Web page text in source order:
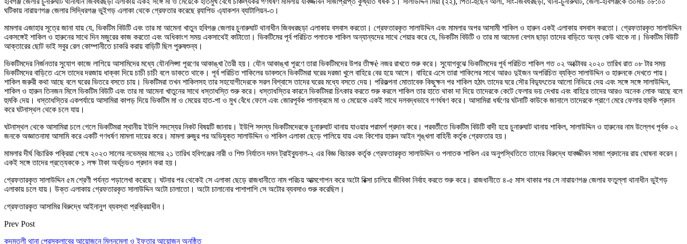
ঘটিকায় নারায়ণগঞ্জ জেলার সিদ্ধিরগঞ্জ ভুইগড় এলাকা থেকে গ্রেফতার করেছে র‍্যাপিড এ্যাকশন ব্যাটালিয়ন-৩।
মামলার এজাহার সূত্রে জানা যায় যে, ভিকটিম বিউটি এবং তার মা আমেনা খাতুন হবিগঞ্জ জেলার চুনারুঘাট থানাধীন জিবধরছড়া এলাকায় বসবাস করতো। গ্রেফতারকৃত সালাউদ্দিন এবং মামলার অপর আসামী শাকিল ও হারুন একই এলাকায় বসবাস করতো। গ্রেফতারকৃত সালাউদ্দিন
একসঙ্গেই শাকিল ও হারুনের সাথে দিন মজুরের কাজ করতো এবং অধিকাংশ সময় একসাথেই কাটাতো। ভিকটিমের পূর্ব পরিচিত পলাতক শাকিল অন্যান্যদের সাথে শেয়ার করে যে, ভিকটিম বিউটি ও তার মা আমেনা বেগম ছাড়া তাদের বাড়িতে অন্য কেউ থাকে না। ভিকটিম বিউটি
আক্তারের ছোট ভাই সবুর রেল কোম্পানীতে চাকরি করায় বাড়িটি ছিল পুরুষশুন্য।
ভিকটিমদের নির্জনতার সুযোগ কাজে লাগিয়ে আসামিদের মধ্যে যৌনলিপ্সা পূরণের আকাঙ্খা তৈরী হয়। যৌন আকাঙ্খা পূরণে তারা ভিকটিমদের উপর তীক্ষè নজর রাখতে শুরু করে। সুযোগবুঝে ভিকটিমদের পূর্ব পরিচিত শাকিল গত ০২ অক্টোবর ২০২০ তারিখ রাত ০৮ টার সময়
ভিকটিমদের বাড়িতে এসে তাদের দরজায় ধাক্কা দিয়ে চাচী চাচী বলে ডাকতে থাকে। পূর্ব পরিচিত শাকিলের ডাকশুনে ভিকটিমরা ঘরের দরজা খুলে বাহিরে বের হয়ে আসে। বাহিরে এসে তারা শাকিলের সাথে আরও দুইজন অপরিচিত ব্যক্তি সালাউদ্দিন ও হারুনকে দেখতে পায়।
শাকিল জরুরী কথা আছে বলে ঘরের ভিতরে বসতে চায়। ভিকটিমরা তখন শাকিলসহ তার সহযোগীদেরকে সরল বিশ্বাসে তাদের ঘরের মধ্যে বসতে দেয়। পরিকল্পনা মোতাবেক কিছুক্ষন পর শাকিল হঠাৎ তাদের ঘরে সৌর বিদ্যুৎতের আলো নিভিয়ে দেয় এবং সঙ্গে সঙ্গে সালাউদ্দিন,
শাকিল ও হারুন তিনজন মিলে ভিকটিম বিউটি এবং তার মা আমেনা খাতুনের সাথে ধস্তাধস্তি শুরু করে। ধস্তাধস্তির কারনে ভিকটিমরা চিৎকার করতে শুরু করলে শাকিল তার হাতে থাকা দা দিয়ে তাদেরকে কেটে ফেলার ভয় দেখায় এবং বাহিরে তাদের আরও অনেক লোক আছে বলে
হুমকি দেয়। ধস্তাধস্তির একপর্যায়ে আসামিরা কাপড় দিয়ে ভিকটিম মা ও মেয়ের হাত-পা ও মুখ বেঁধে ফেলে এবং জোরপূর্বক পালাক্রমে মা ও মেয়েকে একই সাথে দলবদ্ধভাবে গণর্ধষণ করে। আসামিরা ধর্ষণের ঘটনাটি কাউকে জানালে তাদেরকে প্রাণে মেরে ফেলার হুমকি প্রদান
করে ঘটনাস্থল থেকে চলে যায়।
ঘটনাস্থল থেকে আসামিরা চলে গেলে ভিকটিমরা স্থানীয় ইউপি সদস্যের নিকট বিষয়টি জানায়। ইউপি সদস্য ভিকটিমদেরকে চুনারুঘাট থানায় যাওয়ার পরামর্শ প্রদান করে। পরবর্তীতে ভিকটিম বিউটি বাদী হয়ে চুনারুঘাট থানায় শাকিল, সালাউদ্দিন ও হারুনের নাম উল্লেখ পূর্বক ০২
জনকে অজ্ঞাতনামা আসামি করে একটি গণধর্ষণ মামলা দায়ের করে। মামলা রুজুর পর অভিযুক্ত সালাউদ্দিন ও শাকিল এলাকা ছেড়ে পালিয়ে যায় এবং কিশোর হারুন আইন শৃঙ্খলা বাহিনী কর্তৃক গ্রেফতার হয়।
মামলার দীর্ঘ বিচারিক পক্রিয়া শেষে ২০২৩ সালের নভেম্বর মাসের ২১ তারিখ হবিগঞ্জের নারী ও শিশু নির্যাতন দমন ট্রাইব্যুনাল-২ এর বিজ্ঞ বিচারক কর্তৃক গ্রেফতারকৃত সালাউদ্দিন ও পলাতক শাকিল এর অনুপস্থিতিতে তাদের বিরুদ্ধে যাবজ্জীবন সাজা প্রদানের রায় ঘোষনা করেন।
একই সঙ্গে তাদের প্রত্যেককে ১ লক্ষ টাকা অর্থদন্ডও প্রদান করা হয়।
গ্রেফতারকৃত সালাউদ্দিন ৫ম শ্রেণী পর্যন্ত পড়ালেখা করেছে। ঘটনার পর থেকেই সে এলাকা ছেড়ে রাজধানীতে নাম পরিচয় আত্মগোপন করে অটো রিক্সা চালিয়ে জীবিকা নির্বাহ করতে শুরু করে। রাজধানীতে ৪-৫ মাস থাকার পর সে নারায়ণগঞ্জ জেলার ফতুল্লা থানাধীন ভুইগড়
এলাকায় চলে যায়। উক্ত এলাকায় গ্রেফতারকৃত সালাউদ্দিন অটো চালাতো। অটো চালানোর পাশাপাশি সে অটোর ব্যবসাও শুরু করেছিল।
গ্রেফতারকৃত আসামির বিরুদ্ধে আইনানুগ ব্যবস্থা প্রক্রিয়াধীন।
Prev Post
কদমতলী থানা প্রেসক্লাবের আয়োজনে মিলনমেলা ও ইফতার আয়োজন অনুষ্ঠিত